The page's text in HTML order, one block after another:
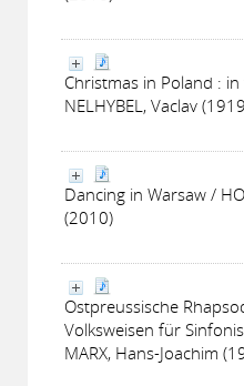
Christmas in Poland :
NELHYBEL, Vaclav
Dancing in Warsaw /
(2010)
Ostpreussische
Volksweisen für
MARX, Hans-Joachim